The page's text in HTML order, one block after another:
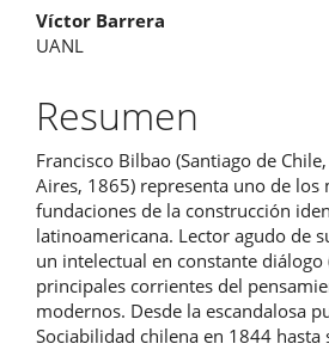
Contenido
principal
del
artículo
Víctor Barrera
UANL
Resumen
Francisco Bilbao (Santiago de
Aires, 1865) representa uno de los
fundaciones de la construcción
latinoamericana. Lector agudo de
un intelectual en constante diálogo
principales corrientes del
modernos. Desde la escandalosa
Sociabilidad chilena en 1844 hasta